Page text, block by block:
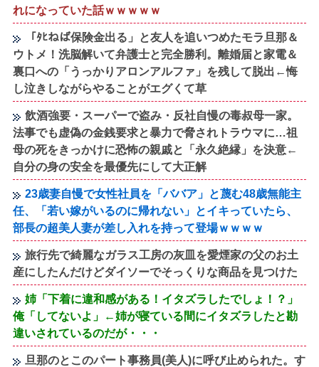
れになっていた話ｗｗｗｗｗ
「ﾀﾋねば保険金出る」と友人を追いつめたモラ旦那＆
ウトメ！洗脳解いて弁護士と完全勝利。離婚届と家電＆
裏口への「うっかりアロンアルファ」を残して脱出←悔
し泣きしながらやることがエグくて草
飲酒強要・スーパーで盗み・反社自慢の毒叔母一家。
法事でも虚偽の金銭要求と暴力で脅されトラウマに…祖
母の死をきっかけに恐怖の親戚と「永久絶縁」を決意←
自分の身の安全を最優先にして大正解
23歳妻自慢で女性社員を「ババア」と蔑む48歳無能主
任、「若い嫁がいるのに帰れない」とイキっていたら、
部長の超美人妻が差し入れを持って登場ｗｗｗｗ
旅行先で綺麗なガラス工房の灰皿を愛煙家の父のお土
産にしたんだけどダイソーでそっくりな商品を見つけた
姉「下着に違和感がある！イタズラしたでしょ！？」
俺「してないよ」←姉が寝ている間にイタズラしたと勘
違いされているのだが・・・
旦那のとこのパート事務員(美人)に呼び止められた。す